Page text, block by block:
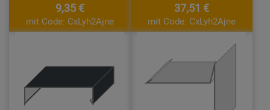
9,35 €
mit Code: CxLyh2Ajne
37,51 €
mit Code: CxLyh2Ajne